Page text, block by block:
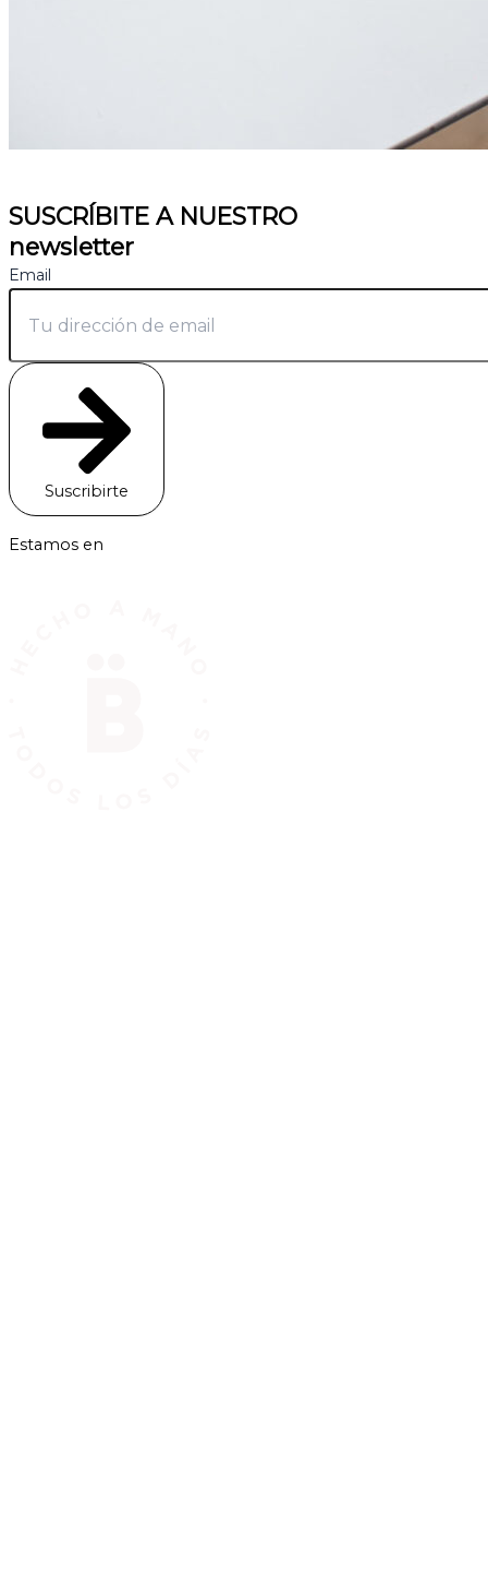
SUSCRÍBITE A NUESTRO
newsletter
Email
Suscribirte
Estamos en